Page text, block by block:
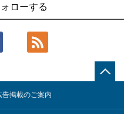
定に向けたAIシステムを本格
チップ自社製造で鍵を握る台
ート充填時の異常を検出する
トを求めているのか【第25
ローする
告掲載のご案内